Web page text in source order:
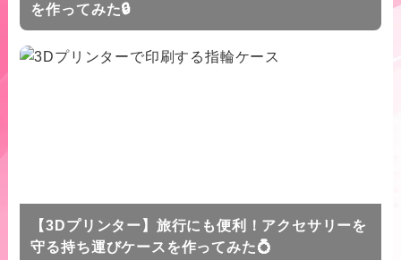
を作ってみた🔒
【3Dプリンター】旅行にも便利！アクセサリーを
守る持ち運びケースを作ってみた💍